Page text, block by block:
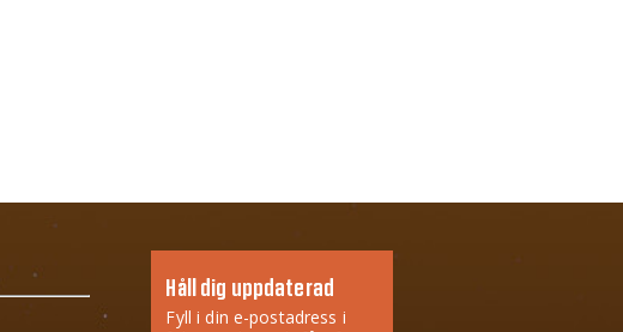
Håll dig uppdaterad
Fyll i din e-postadress i